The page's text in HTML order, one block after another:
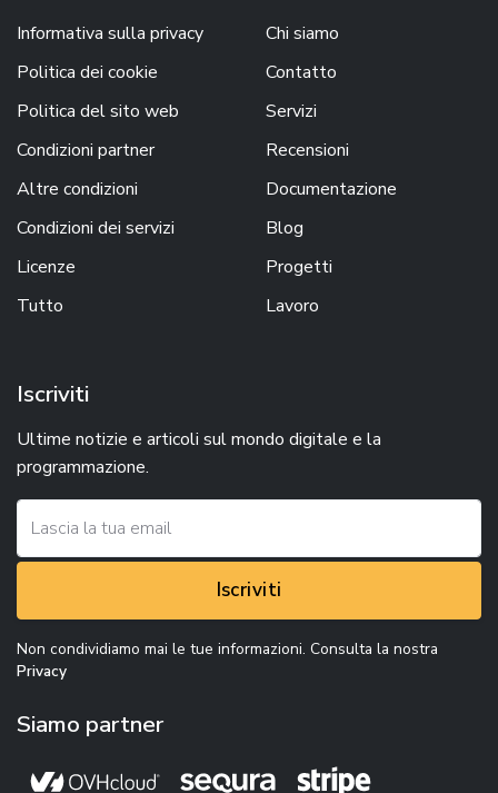
Informativa sulla privacy
Politica dei cookie
Politica del sito web
Condizioni partner
Altre condizioni
Condizioni dei servizi
Licenze
Tutto
Chi siamo
Contatto
Servizi
Recensioni
Documentazione
Blog
Progetti
Lavoro
Iscriviti
Ultime notizie e articoli sul mondo digitale e la
programmazione.
Iscriviti
Non condividiamo mai le tue informazioni. Consulta la nostra
Privacy
Siamo partner